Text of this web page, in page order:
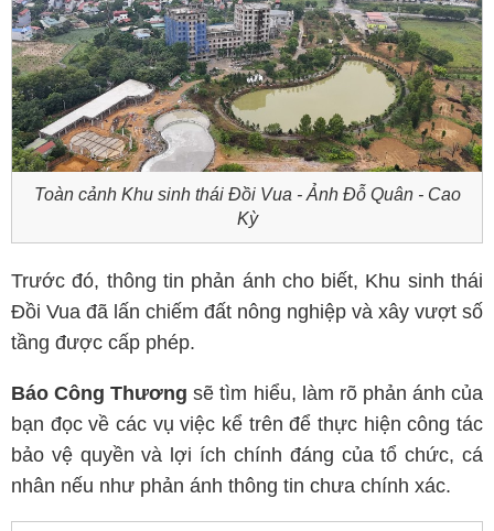
Toàn cảnh Khu sinh thái Đồi Vua - Ảnh Đỗ Quân - Cao
Kỳ
Trước đó, thông tin phản ánh cho biết, Khu sinh thái
Đồi Vua đã lấn chiếm đất nông nghiệp và xây vượt số
tầng được cấp phép.
Báo Công Thươngsẽ tìm hiểu, làm rõ phản ánh của
bạn đọc về các vụ việc kể trên để thực hiện công tác
bảo vệ quyền và lợi ích chính đáng của tổ chức, cá
nhân nếu như phản ánh thông tin chưa chính xác.